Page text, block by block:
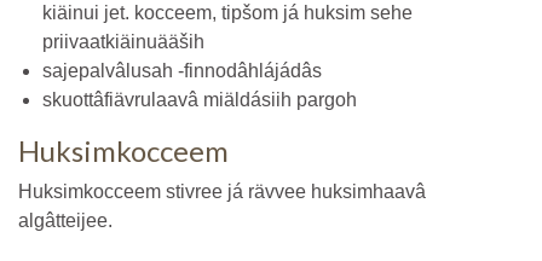
kiäinui jet. kocceem, tipšom já huksim sehe
priivaatkiäinuääših
sajepalvâlusah -finnodâhlájádâs
skuottâfiävrulaavâ miäldásiih pargoh
Huksimkocceem
Huksimkocceem stivree já rävvee huksimhaavâ
algâtteijee.